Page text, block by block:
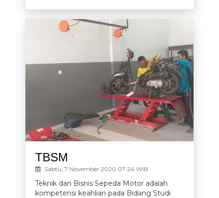
TBSM
Sabtu, 7 November 2020 07:24 WIB
Teknik dan Bisnis Sepeda Motor adalah
kompetensi keahlian pada Bidang Studi